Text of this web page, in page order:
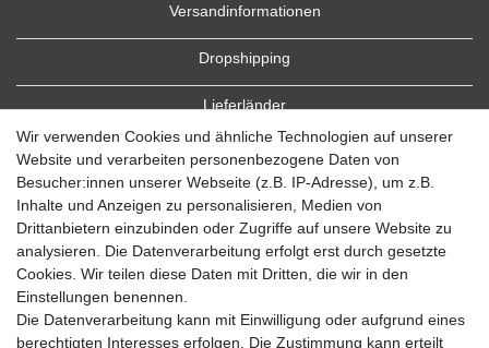
Versandinformationen
Dropshipping
Lieferländer
Zahlung
Zahlungsbedingungen
Wir verwenden Cookies und ähnliche Technologien auf unserer
Website und verarbeiten personenbezogene Daten von
Besucher:innen unserer Webseite (z.B. IP-Adresse), um z.B.
Inhalte und Anzeigen zu personalisieren, Medien von
Drittanbietern einzubinden oder Zugriffe auf unsere Website zu
analysieren. Die Datenverarbeitung erfolgt erst durch gesetzte
Cookies. Wir teilen diese Daten mit Dritten, die wir in den
Einstellungen benennen.
Die Datenverarbeitung kann mit Einwilligung oder aufgrund eines
berechtigten Interesses erfolgen. Die Zustimmung kann erteilt